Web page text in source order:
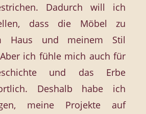
Dadurch will ich
dass die Möbel zu
Haus und meinem Stil
ich fühle mich auch für
und das Erbe
Deshalb habe ich
meine Projekte auf